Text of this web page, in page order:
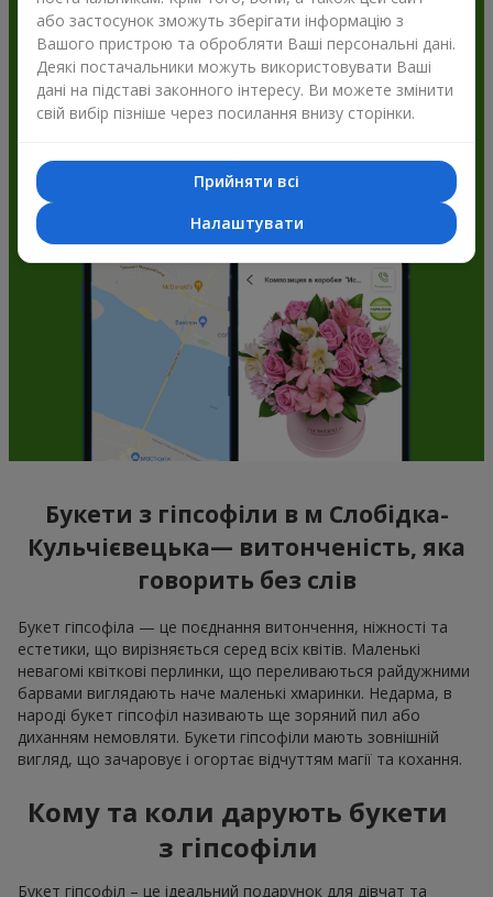
Flowers.ua і отримуйте бонуси
Букети з гіпсофіли в м Слобідка-
Кульчієвецька— витонченість, яка
говорить без слів
Букет гіпсофіла — це поєднання витончення, ніжності та
естетики, що вирізняється серед всіх квітів. Маленькі
невагомі квіткові перлинки, що переливаються райдужними
барвами виглядають наче маленькі хмаринки. Недарма, в
народі букет гіпсофіл називають ще зоряний пил або
диханням немовляти. Букети гіпсофіли мають зовнішній
вигляд, що зачаровує і огортає відчуттям магії та кохання.
Кому та коли дарують букети
з гіпсофіли
Букет гіпсофіл – це ідеальний подарунок для дівчат та
або застосунок зможуть зберігати інформацію з
Вашого пристрою та обробляти Ваші персональні дані.
Деякі постачальники можуть використовувати Ваші
дані на підставі законного інтересу. Ви можете змінити
свій вибір пізніше через посилання внизу сторінки.
Прийняти всі
Налаштувати